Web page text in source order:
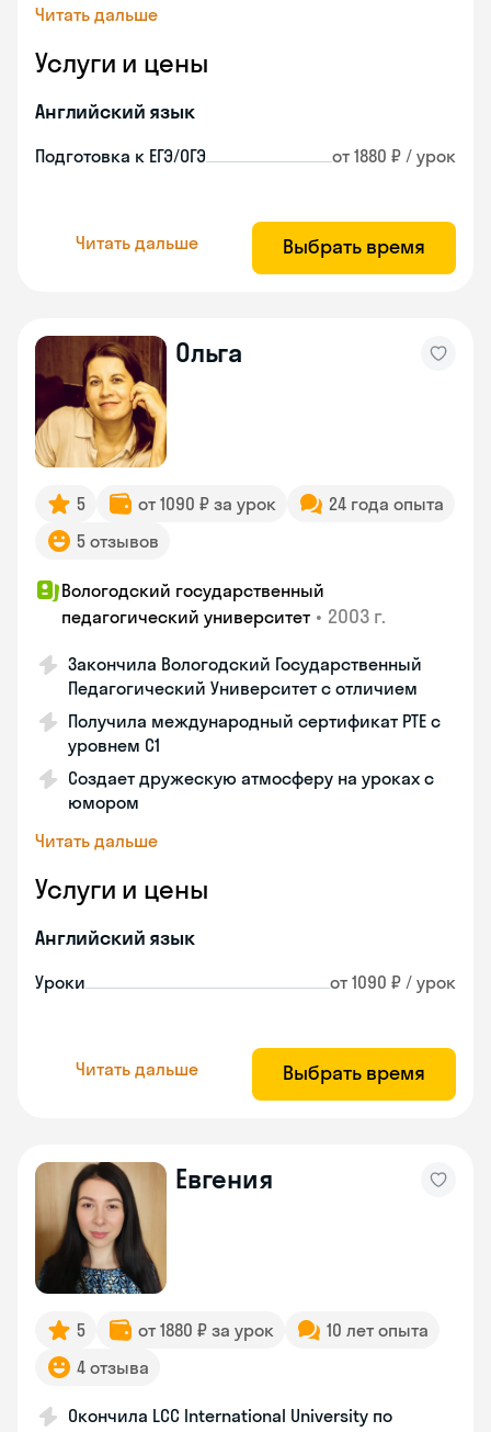
Читать дальше
Услуги и цены
Английский язык
Подготовка к ЕГЭ/ОГЭ от 1880 ₽ / урок
Читать дальше Выбрать время
Ольга
5 от 1090 ₽ за урок
24 года опыта
5 отзывов
Вологодский государственный
педагогический университет • 2003 г.
Закончила Вологодский Государственный
Педагогический Университет с отличием
Получила международный сертификат PTE с
уровнем C1
Создает дружескую атмосферу на уроках с
юмором
Читать дальше
Услуги и цены
Английский язык
Уроки от 1090 ₽ / урок
Читать дальше Выбрать время
Евгения
5 от 1880 ₽ за урок
10 лет опыта
4 отзыва
Окончила LCC International University по